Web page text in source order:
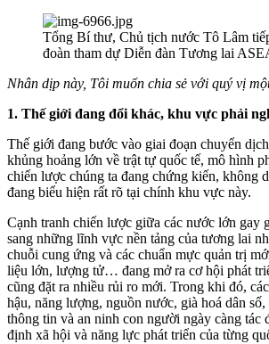
Tổng Bí thư, Chủ tịch nước Tô Lâm
đoàn tham dự Diễn đàn Tương lai
Nhân dịp này, Tôi muốn chia sẻ với quý vị
1. Thế giới đang đổi khác, khu vực phải
Thế giới đang bước vào giai đoạn chuyển
khủng hoảng lớn về trật tự quốc tế, mô hình
chiến lược chúng ta đang chứng kiến, không
đang biểu hiện rất rõ tại chính khu vực này.
Cạnh tranh chiến lược giữa các nước lớn gay
sang những lĩnh vực nền tảng của tương lai
chuỗi cung ứng và các chuẩn mực quản trị
liệu lớn, lượng tử… đang mở ra cơ hội phát
cũng đặt ra nhiều rủi ro mới. Trong khi đó,
hậu, năng lượng, nguồn nước, già hoá dân
thông tin và an ninh con người ngày càng tác
định xã hội và năng lực phát triển của từng